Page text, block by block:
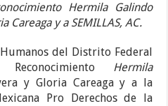
Hermila Galindo
Careaga y a SEMILLAS, AC.
del Distrito Federal
Hermila
y Gloria Careaga y a la
Pro Derechos de la